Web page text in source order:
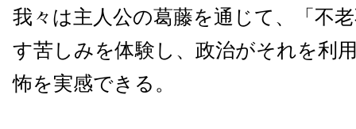
我々は主人公の葛藤を通じて、「不
す苦しみを体験し、政治がそれを利
怖を実感できる。